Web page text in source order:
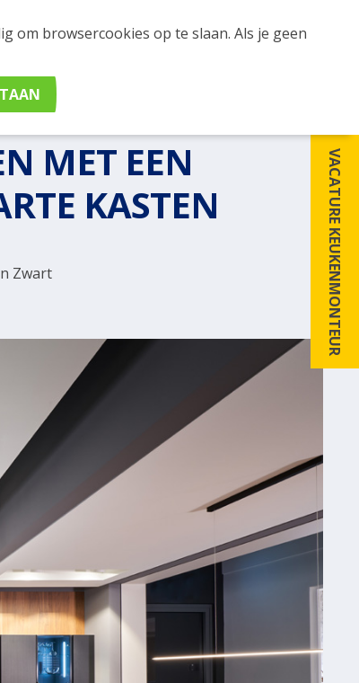
VACATURE KEUKENMONTEUR
MET EEN
KASTEN
Zwart
om browsercookies op te slaan. Als je geen